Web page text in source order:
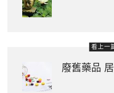
看上一
廢舊藥品